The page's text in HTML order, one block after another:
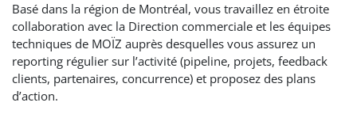
Basé dans la région de Montréal, vous travaillez en étroite
collaboration avec la Direction commerciale et les équipes
techniques de MOÏZ auprès desquelles vous assurez un
reporting régulier sur l’activité (pipeline, projets, feedback
clients, partenaires, concurrence) et proposez des plans
d’action.